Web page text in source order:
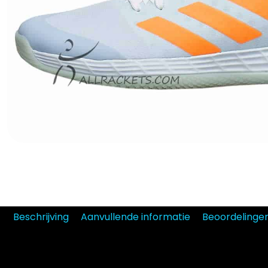
Beschrijving Aanvullende informatie